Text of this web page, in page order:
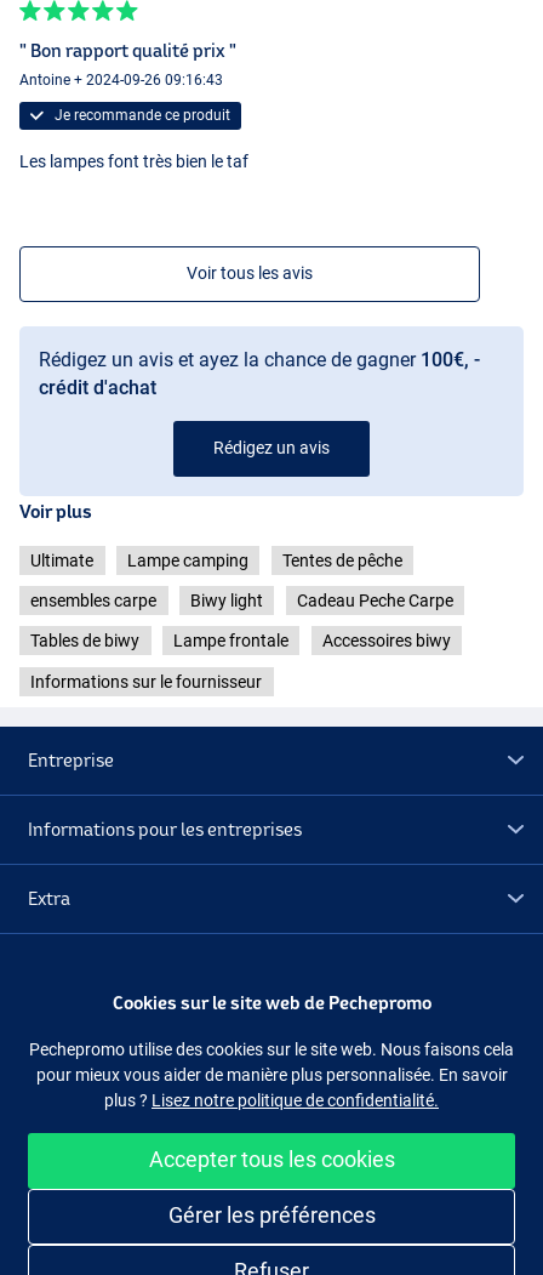
" Bon rapport qualité prix "
Antoine + 2024-09-26 09:16:43
Je recommande ce produit
Les lampes font très bien le taf
Voir tous les avis
Rédigez un avis et ayez la chance de gagner 100€, -
crédit d'achat
Rédigez un avis
Voir plus
Ultimate Lampe camping Tentes de pêche
ensembles carpe Biwy light Cadeau Peche Carpe
Tables de biwy Lampe frontale Accessoires biwy
Informations sur le fournisseur
Entreprise
Informations pour les entreprises
Extra
Suivez-nous Facebook Instagram
Cookies sur le site web de Pechepromo
Pechepromo utilise des cookies sur le site web. Nous faisons cela
pour mieux vous aider de manière plus personnalisée. En savoir
plus ? Lisez notre politique de confidentialité.
Accepter tous les cookies
Gérer les préférences